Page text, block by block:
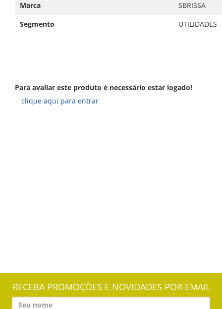
Marca
SBRISSA
Segmento
UTILIDADES
Para avaliar este produto é necessário estar logado!
clique aqui para entrar
RECEBA PROMOÇÕES E NOVIDADES POR EMAIL